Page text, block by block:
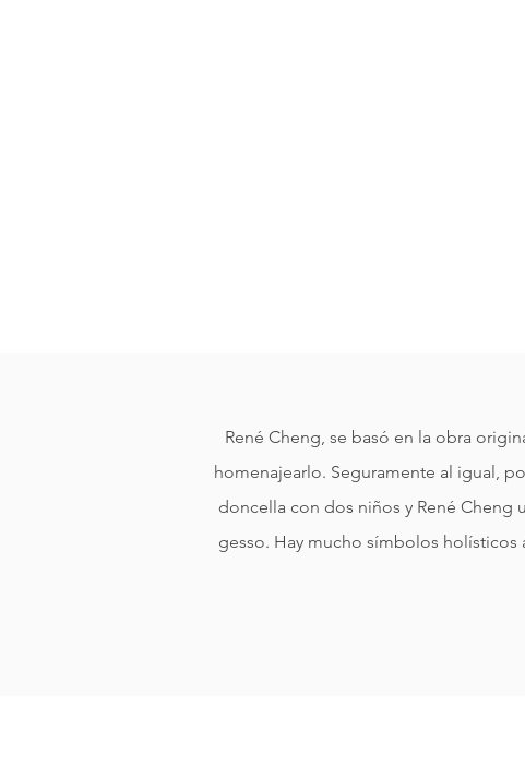
René Cheng, se basó en la obra
homenajearlo. Seguramente al igual,
doncella con dos niños y René Cheng
gesso. Hay mucho símbolos